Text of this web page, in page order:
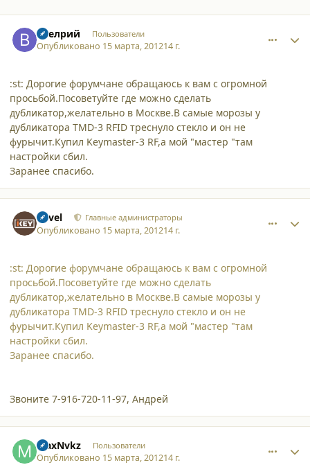
Ваелрий Пользователи
Опубликовано 15 марта, 201214 г.
:st: Дорогие форумчане обращаюсь к вам с огромной
просьбой.Посоветуйте где можно сделать
дубликатор,желательно в Москве.В самые морозы у
дубликатора TMD-3 RFID треснуло стекло и он не
фурычит.Купил Keymaster-3 RF,а мой "мастер "там
настройки сбил.
Заранее спасибо.
Pavel Главные администраторы
Опубликовано 15 марта, 201214 г.
:st: Дорогие форумчане обращаюсь к вам с огромной
просьбой.Посоветуйте где можно сделать
дубликатор,желательно в Москве.В самые морозы у
дубликатора TMD-3 RFID треснуло стекло и он не
фурычит.Купил Keymaster-3 RF,а мой "мастер "там
настройки сбил.
Заранее спасибо.
Звоните 7-916-720-11-97, Андрей
MaxNvkz Пользователи
Опубликовано 15 марта, 201214 г.